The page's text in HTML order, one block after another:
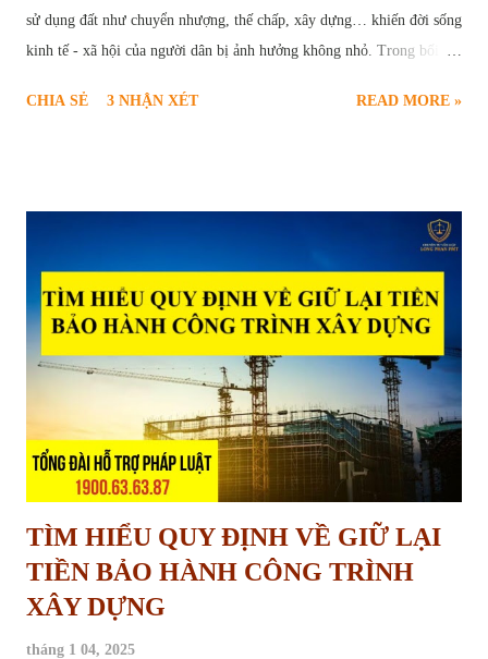
sử dụng đất như chuyển nhượng, thế chấp, xây dựng… khiến đời sống
kinh tế - xã hội của người dân bị ảnh hưởng không nhỏ. Trong bối
thiết và chính đáng của nhiều hộ gia đình, cá nhân. Để giúp người dân
mới nhất tại Luật Đất đai năm 2024. Thủ tục yêu cầu xóa quy hoạch
hoạch treo là hiện tượng một khu vực đất đã được xác định trong kế
hoạch sử dụng đất, dự kiến thực hiện dự án nhưng trong nhiều năm
không được triển khai trên thực tế, dẫn đến việc đất rơi vào tình trạng
“chờ đợi”, không được sử dụng đúng mục...
CHIA SẺ 3 NHẬN XÉT READ MORE »
TÌM HIỂU QUY ĐỊNH VỀ GIỮ LẠI
TIỀN BẢO HÀNH CÔNG TRÌNH
XÂY DỰNG
tháng 1 04, 2025